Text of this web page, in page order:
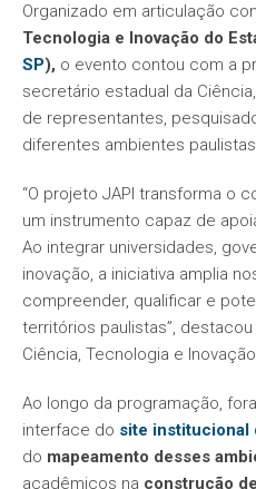
Organizado em articulação
Tecnologia e Inovação do
SP), o evento contou com a
secretário estadual da
de representantes,
diferentes ambientes
“O projeto JAPI transforma o
um instrumento capaz de
Ao integrar universidades,
inovação, a iniciativa amplia
compreender, qualificar e
territórios paulistas”,
Ciência, Tecnologia e
Ao longo da programação,
interface do site institucional
do mapeamento desses
acadêmicos na construção